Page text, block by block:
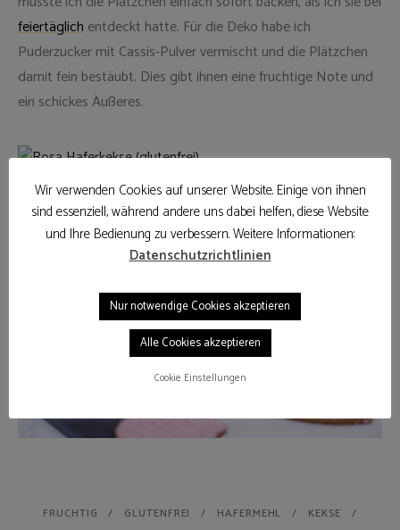
feiertäglichentdeckt hatte. Für die Deko habe ich
Puderzucker mit Cassis-Pulver vermischt und die Plätzchen
damit fein bestäubt. Dies gibt ihnen eine fruchtige Note und
ein schickes Äußeres.
FRUCHTIG GLUTENFREI HAFERMEHL
KEKSE
Wir verwenden Cookies auf unserer Website. Einige von ihnen
sind essenziell, während andere uns dabei helfen, diese Website
und Ihre Bedienung zu verbessern. Weitere Informationen:
Datenschutzrichtlinien
Nur notwendige Cookies akzeptieren
Alle Cookies akzeptieren
Cookie Einstellungen